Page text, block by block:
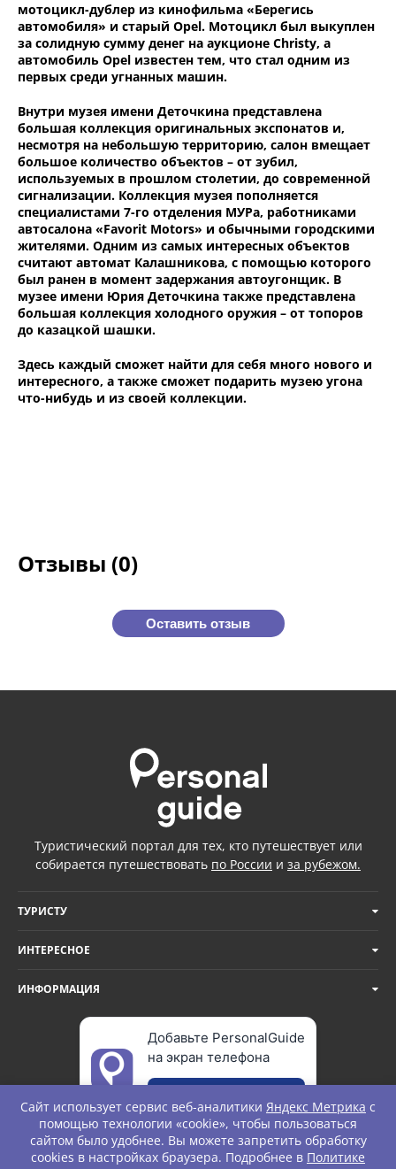
мотоцикл-дублер из кинофильма «Берегись
автомобиля» и старый Opel. Мотоцикл был выкуплен
за солидную сумму денег на аукционе Christy, а
автомобиль Opel известен тем, что стал одним из
первых среди угнанных машин.
Внутри музея имени Деточкина представлена
большая коллекция оригинальных экспонатов и,
несмотря на небольшую территорию, салон вмещает
большое количество объектов – от зубил,
используемых в прошлом столетии, до современной
сигнализации. Коллекция музея пополняется
специалистами 7-го отделения МУРа, работниками
автосалона «Favorit Motors» и обычными городскими
жителями. Одним из самых интересных объектов
считают автомат Калашникова, с помощью которого
был ранен в момент задержания автоугонщик. В
музее имени Юрия Деточкина также представлена
большая коллекция холодного оружия – от топоров
до казацкой шашки.
Здесь каждый сможет найти для себя много нового и
интересного, а также сможет подарить музею угона
что-нибудь и из своей коллекции.
Отзывы (0)
Оставить отзыв
Туристический портал для тех, кто путешествует или
собирается путешествовать по России и за рубежом.
ТУРИСТУ
ИНТЕРЕСНОЕ
ИНФОРМАЦИЯ
Добавьте PersonalGuide
на экран телефона
© Personal Guide. All rights Reserved.
Сайт использует сервис веб-аналитики Яндекс Метрика с
помощью технологии «cookie», чтобы пользоваться
сайтом было удобнее. Вы можете запретить обработку
cookies в настройках браузера. Подробнее в Политике